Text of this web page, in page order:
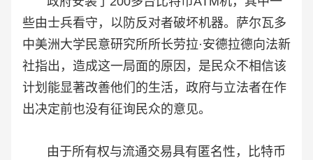
些由士兵看守，以防反对者破坏机器。萨尔瓦多
中美洲大学民意研究所所长劳拉·安德拉德向法新
社指出，造成这一局面的原因，是民众不相信该
计划能显著改善他们的生活，政府与立法者在作
出决定前也没有征询民众的意见。
由于所有权与流通交易具有匿名性，比特币